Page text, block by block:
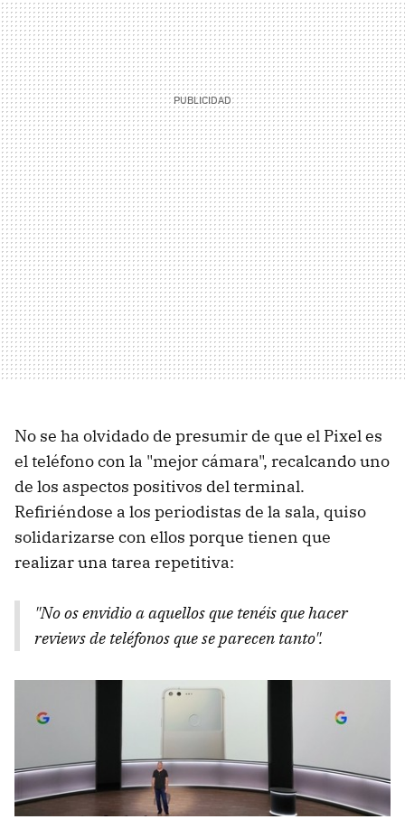
No se ha olvidado de presumir de que el Pixel es
el teléfono con la "mejor cámara", recalcando uno
de los aspectos positivos del terminal.
Refiriéndose a los periodistas de la sala, quiso
solidarizarse con ellos porque tienen que
realizar una tarea repetitiva:
"No os envidio a aquellos que tenéis que hacer
reviews de teléfonos que se parecen tanto".